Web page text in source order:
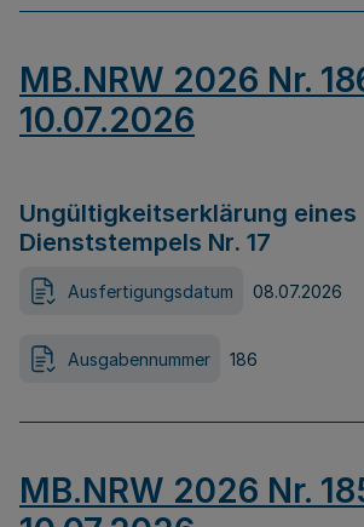
MB.NRW 2026 Nr.
10.07.2026
Ungültigkeitserklärung eines
Dienststempels Nr. 17
Ausfertigungsdatum 08.07.2026
Ausgabennummer 186
MB.NRW 2026 Nr.